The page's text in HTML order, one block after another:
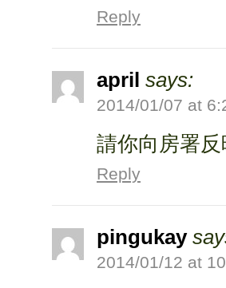
Reply
april says:
2014/01/07 at
請你向房署
Reply
pingukay
2014/01/12 at